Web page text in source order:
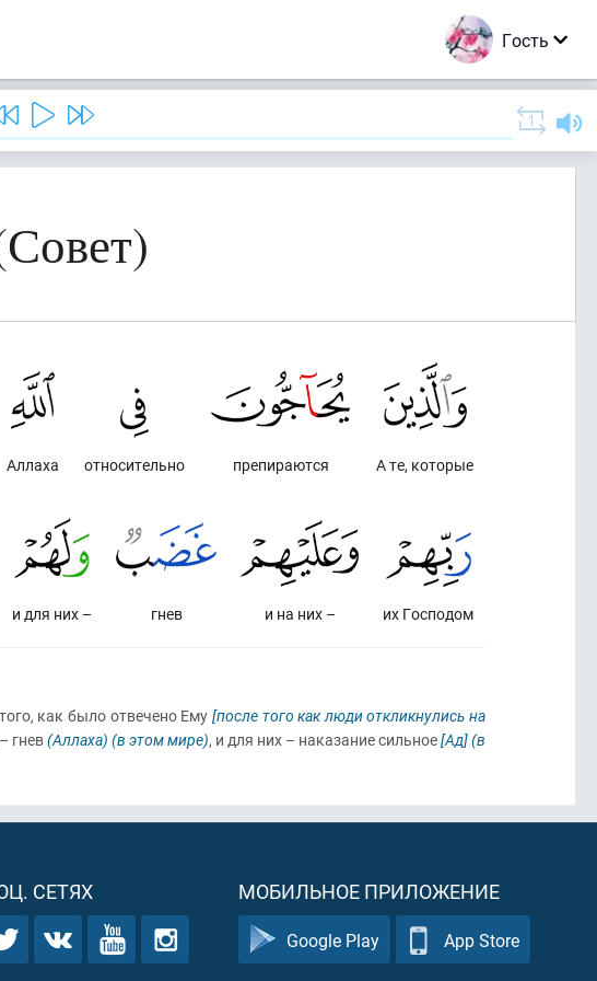
Гость
А те, которые
препираются
относительно
Аллаха
их Господом
и на них –
гнев
и для них –
как было отвечено Ему [после того как люди откликнулись на
гнев(Аллаха) (в этом мире), и для них – наказание сильное[Ад](в
СЕТЯХ МОБИЛЬНОЕ ПРИЛОЖЕНИЕ
Google Play App Store